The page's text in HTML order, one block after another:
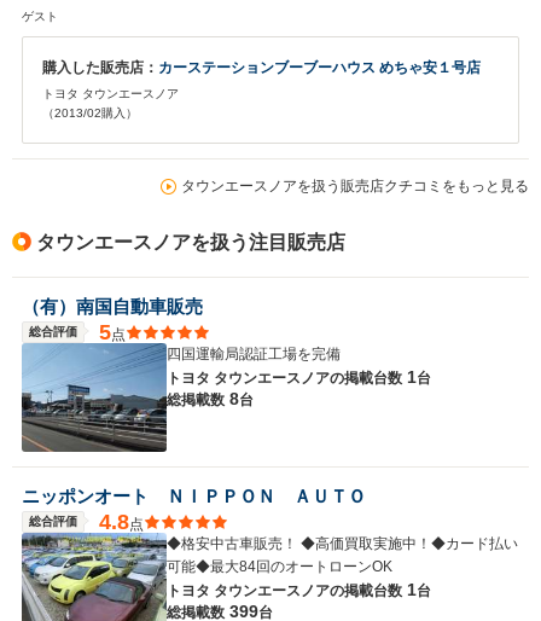
ゲスト
購入した販売店： カーステーションブーブーハウス めちゃ安１号店
トヨタ タウンエースノア
（2013/02購入）
タウンエースノアを扱う販売店クチコミをもっと見る
タウンエースノアを扱う注目販売店
（有）南国自動車販売
総合評価 5点
四国運輸局認証工場を完備
トヨタ タウンエースノアの掲載台数 1台
総掲載数 8台
ニッポンオート ＮＩＰＰＯＮ ＡＵＴＯ
総合評価 4.8点
◆格安中古車販売！ ◆高価買取実施中！◆カード払い
可能◆最大84回のオートローンOK
トヨタ タウンエースノアの掲載台数 1台
総掲載数 399台